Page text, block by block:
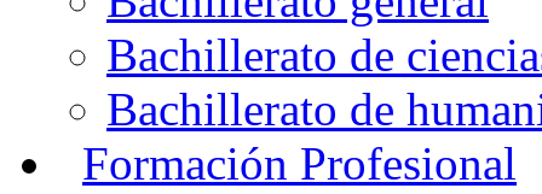
Bachillerato de
Bachillerato de
Formación Profesional